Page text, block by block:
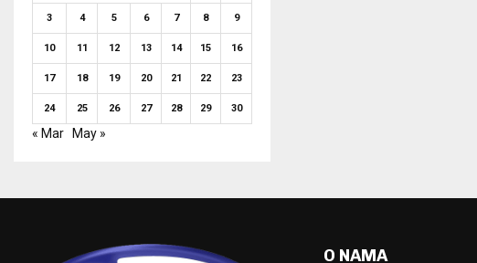
3 4 5 6 7 8 9
10 11 12 13 14 15 16
17 18 19 20 21 22 23
24 25 26 27 28 29 30
« Mar May »
O NAMA